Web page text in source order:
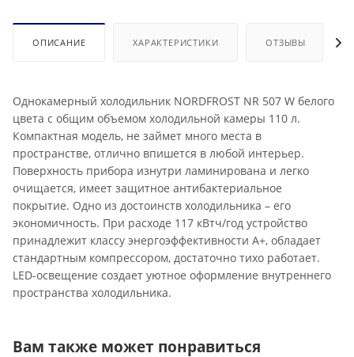
ОПИСАНИЕ ХАРАКТЕРИСТИКИ ОТЗЫВЫ
Однокамерный холодильник NORDFROST NR 507 W белого
цвета с общим объемом холодильной камеры 110 л.
Компактная модель, не займет много места в
пространстве, отлично впишется в любой интерьер.
Поверхность прибора изнутри ламинирована и легко
очищается, имеет защитное антибактериальное
покрытие. Одно из достоинств холодильника – его
экономичность. При расходе 117 кВтч/год устройство
принадлежит классу энергоэффективности А+, обладает
стандартным компрессором, достаточно тихо работает.
LED-освещение создает уютное оформление внутреннего
пространства холодильника.
Вам также может понравиться